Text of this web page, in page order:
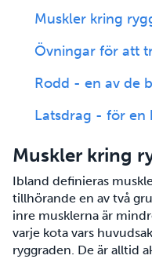
Muskler kring
Övningar för att
Rodd - en av de
Latsdrag - för en
Muskler kring
Ibland definieras
tillhörande en av två
inre musklerna är
varje kota vars
ryggraden. De är alltid